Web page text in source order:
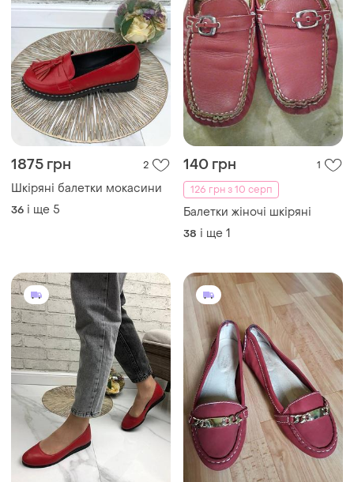
1875 грн 2
Шкіряні балетки мокасини
36 і ще 5
140 грн
1
126 грн з 10 серп
Балетки жіночі шкіряні
38 і ще 1